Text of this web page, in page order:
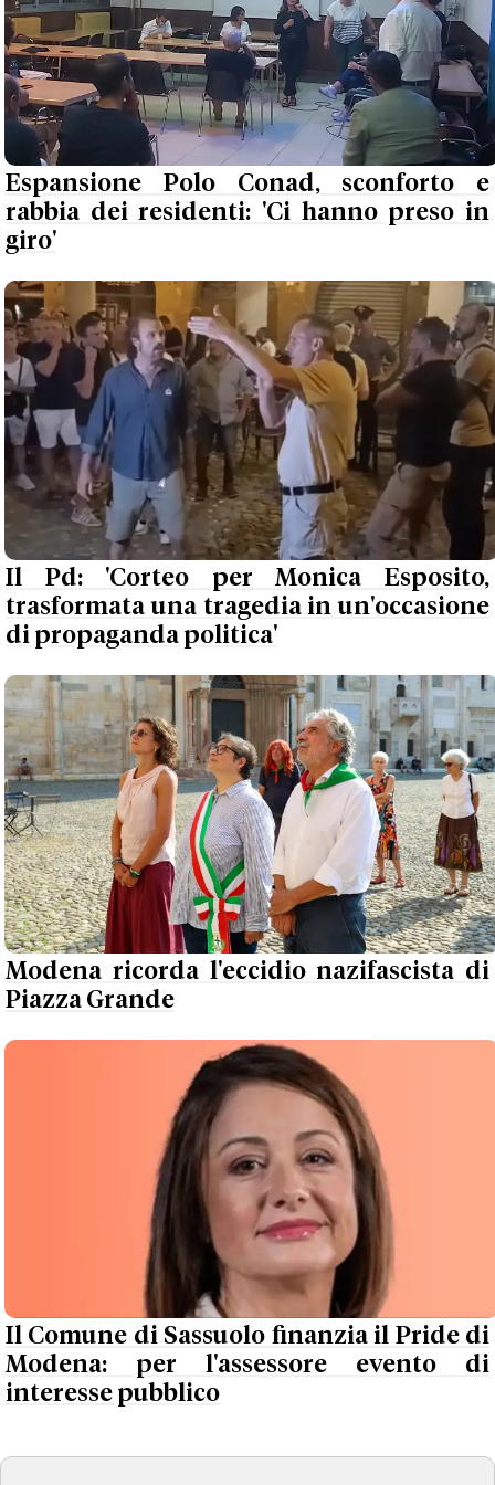
Espansione Polo Conad, sconforto e
rabbia dei residenti: 'Ci hanno preso in
giro'
Il Pd: 'Corteo per Monica Esposito,
trasformata una tragedia in un'occasione
di propaganda politica'
Modena ricorda l'eccidio nazifascista di
Piazza Grande
Il Comune di Sassuolo finanzia il Pride di
Modena: per l'assessore evento di
interesse pubblico